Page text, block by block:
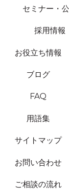
セミナー・
採用情報
お役立ち情報
ブログ
FAQ
用語集
サイトマップ
お問い合わせ
ご相談の流れ